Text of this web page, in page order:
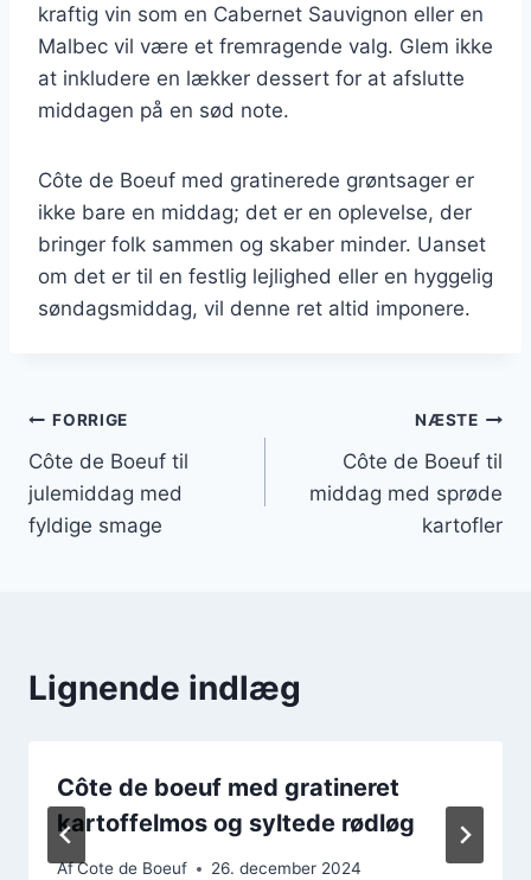
kraftig vin som en Cabernet Sauvignon eller en
Malbec vil være et fremragende valg. Glem ikke
at inkludere en lækker dessert for at afslutte
middagen på en sød note.
Côte de Boeuf med gratinerede grøntsager er
ikke bare en middag; det er en oplevelse, der
bringer folk sammen og skaber minder. Uanset
om det er til en festlig lejlighed eller en hyggelig
søndagsmiddag, vil denne ret altid imponere.
Indlægsnavigation
FORRIGE
Côte de Boeuf til
julemiddag med
fyldige smage
NÆSTE
Côte de Boeuf til
middag med sprøde
kartofler
Lignende indlæg
Côte de boeuf med gratineret
kartoffelmos og syltede rødløg
AfCote de Boeuf 26. december 2024